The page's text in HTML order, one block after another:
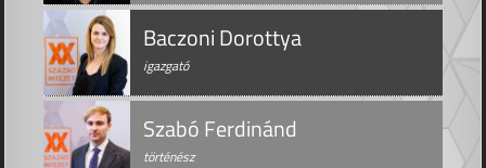
Baczoni Dorottya
igazgató
Szabó Ferdinánd
történész